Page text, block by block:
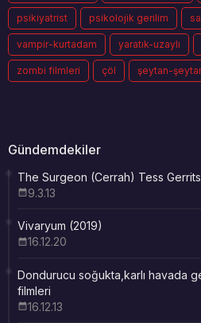
psikiyatrist psikolojik gerilim
vampir-kurtadam yaratık-uzaylı
zombi filmleri çöl şeytan-
Gündemdekiler
The Surgeon (Cerrah) Tess
9.3.13
Vivaryum (2019)
16.12.20
Dondurucu soğukta,karlı havada
filmleri
16.12.13